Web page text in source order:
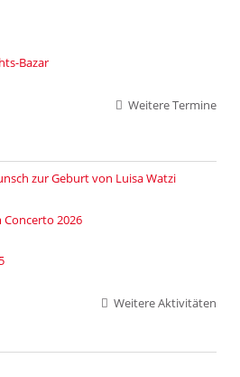
Bazar
Weitere Termine
zur Geburt von Luisa Watzi
2026
Weitere Aktivitäten